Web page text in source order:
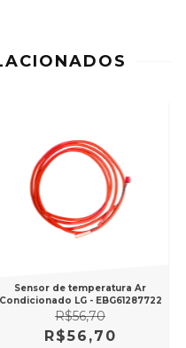
Sensor de temperatura Ar
Condicionado LG - EBG61287722
R$56,70
R$56,70